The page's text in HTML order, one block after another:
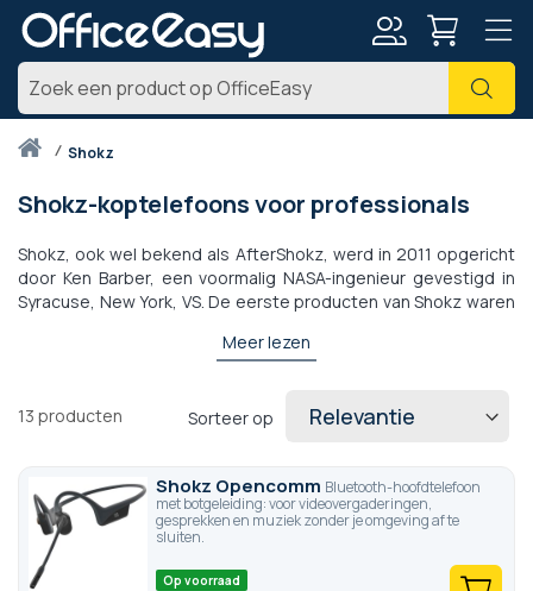
Zoek
Thuisshokz
Shokz-koptelefoons voor professionals
Shokz, ook wel bekend als AfterShokz, werd in 2011 opgericht
door Ken Barber, een voormalig NASA-ingenieur gevestigd in
Syracuse, New York, VS. De eerste producten van Shokz waren
geluid rechtstreeks naar het binnenoor over te brengen in
wordt nu aangepast voor B2B-gebruik.
Meer lezen
13 producten Sorteer op
Shokz Opencomm Bluetooth-hoofdtelefoon
met botgeleiding: voor videovergaderingen,
gesprekken en muziek zonder je omgeving af te
sluiten.
Op voorraad